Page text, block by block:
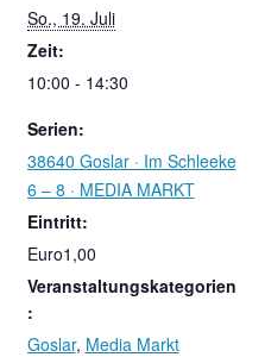
So., 19. Juli
Zeit:
10:00 - 14:30
Serien:
38640 Goslar · Im Schleeke
6 – 8 · MEDIA MARKT
Eintritt:
Euro1,00
Veranstaltungskategorien
:
Goslar, Media Markt